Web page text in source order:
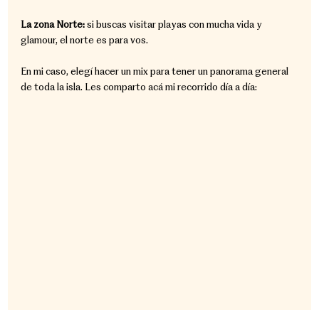
La zona Norte: si buscas visitar playas con mucha vida y
glamour, el norte es para vos.
En mi caso, elegí hacer un mix para tener un panorama general
de toda la isla. Les comparto acá mi recorrido día a día: